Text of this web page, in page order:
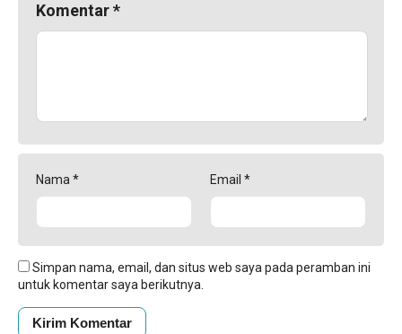
Komentar*
Nama* Email *
Simpan nama, email, dan situs web saya pada peramban ini
untuk komentar saya berikutnya.